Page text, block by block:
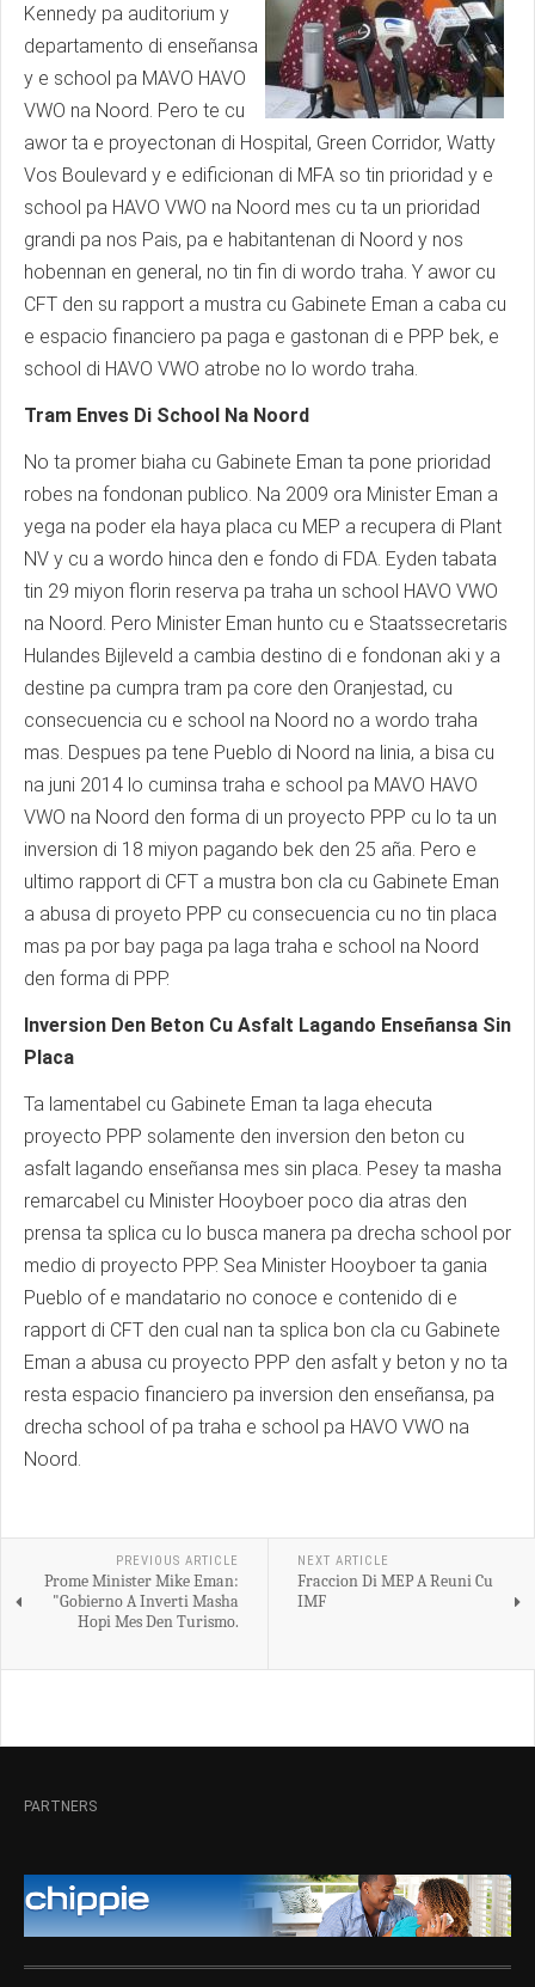
Kennedy pa auditorium y
departamento di enseñansa
y e school pa MAVO HAVO
VWO na Noord. Pero te cu
awor ta e proyectonan di Hospital, Green Corridor, Watty
Vos Boulevard y e edificionan di MFA so tin prioridad y e
school pa HAVO VWO na Noord mes cu ta un prioridad
grandi pa nos Pais, pa e habitantenan di Noord y nos
hobennan en general, no tin fin di wordo traha. Y awor cu
CFT den su rapport a mustra cu Gabinete Eman a caba cu
e espacio financiero pa paga e gastonan di e PPP bek, e
school di HAVO VWO atrobe no lo wordo traha.
Tram Enves Di School Na Noord
No ta promer biaha cu Gabinete Eman ta pone prioridad
robes na fondonan publico. Na 2009 ora Minister Eman a
yega na poder ela haya placa cu MEP a recupera di Plant
NV y cu a wordo hinca den e fondo di FDA. Eyden tabata
tin 29 miyon florin reserva pa traha un school HAVO VWO
na Noord. Pero Minister Eman hunto cu e Staatssecretaris
Hulandes Bijleveld a cambia destino di e fondonan aki y a
destine pa cumpra tram pa core den Oranjestad, cu
consecuencia cu e school na Noord no a wordo traha
mas. Despues pa tene Pueblo di Noord na linia, a bisa cu
na juni 2014 lo cuminsa traha e school pa MAVO HAVO
VWO na Noord den forma di un proyecto PPP cu lo ta un
inversion di 18 miyon pagando bek den 25 aña. Pero e
ultimo rapport di CFT a mustra bon cla cu Gabinete Eman
a abusa di proyeto PPP cu consecuencia cu no tin placa
mas pa por bay paga pa laga traha e school na Noord
den forma di PPP.
Inversion Den Beton Cu Asfalt Lagando Enseñansa Sin
Placa
Ta lamentabel cu Gabinete Eman ta laga ehecuta
proyecto PPP solamente den inversion den beton cu
asfalt lagando enseñansa mes sin placa. Pesey ta masha
remarcabel cu Minister Hooyboer poco dia atras den
prensa ta splica cu lo busca manera pa drecha school por
medio di proyecto PPP. Sea Minister Hooyboer ta gania
Pueblo of e mandatario no conoce e contenido di e
rapport di CFT den cual nan ta splica bon cla cu Gabinete
Eman a abusa cu proyecto PPP den asfalt y beton y no ta
resta espacio financiero pa inversion den enseñansa, pa
drecha school of pa traha e school pa HAVO VWO na
Noord.
PREVIOUS ARTICLE
Prome Minister Mike Eman:
"Gobierno A Inverti Masha
Hopi Mes Den Turismo.
NEXT ARTICLE
Fraccion Di MEP A Reuni Cu
IMF
PARTNERS